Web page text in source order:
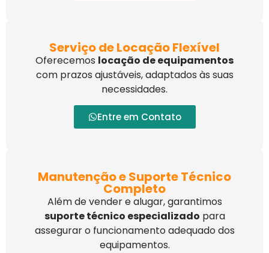
Serviço de Locação Flexível
Oferecemos locação de equipamentos
com prazos ajustáveis, adaptados às suas
necessidades.
Entre em Contato
Manutenção e Suporte Técnico
Completo
Além de vender e alugar, garantimos
suporte técnico especializado para
assegurar o funcionamento adequado dos
equipamentos.